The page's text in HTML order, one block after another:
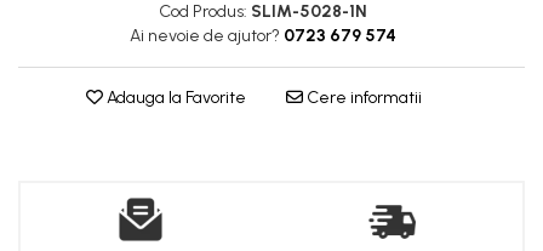
Cod Produs: SLIM-5028-1N
Ai nevoie de ajutor? 0723 679 574
Adauga la Favorite Cere informatii